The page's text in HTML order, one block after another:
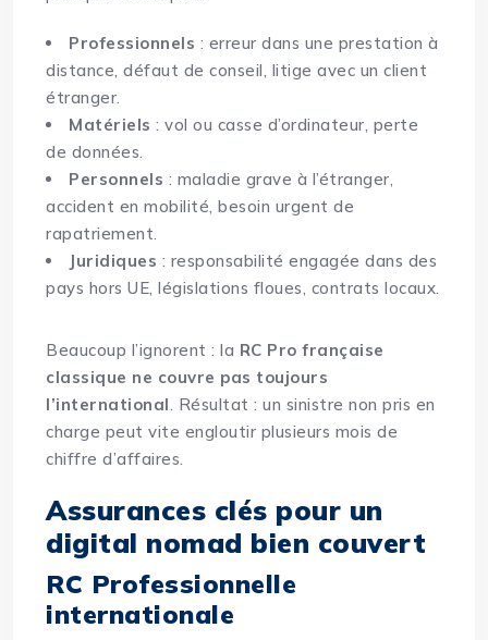
Professionnels : erreur dans une prestation à
distance, défaut de conseil, litige avec un client
étranger.
Matériels : vol ou casse d’ordinateur, perte
de données.
Personnels : maladie grave à l’étranger,
accident en mobilité, besoin urgent de
rapatriement.
Juridiques : responsabilité engagée dans des
pays hors UE, législations floues, contrats locaux.
Beaucoup l’ignorent :la RC Pro française
classique ne couvre pas toujours
l’international. Résultat : un sinistre non pris en
charge peut vite engloutir plusieurs mois de
chiffre d’affaires.
Assurances clés pour un
digital nomad bien couvert
RC Professionnelle
internationale